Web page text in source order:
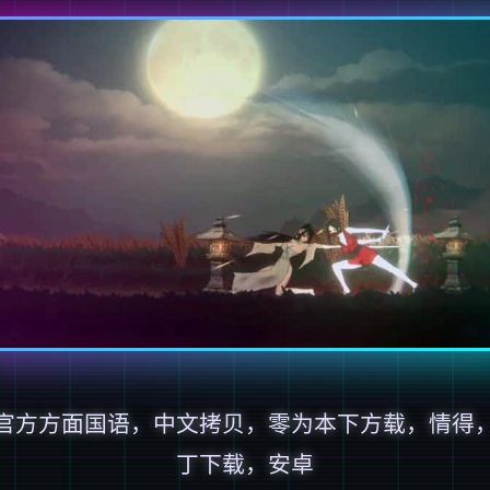
方方面国语，中文拷贝，零为本下方载，情得
丁下载，安卓